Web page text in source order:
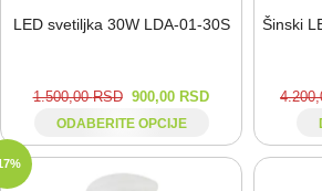
LED svetiljka 30W LDA-⁠01-⁠30S
1.500,00RSD 900,00 RSD
ODABERITE OPCIJE
Šinski